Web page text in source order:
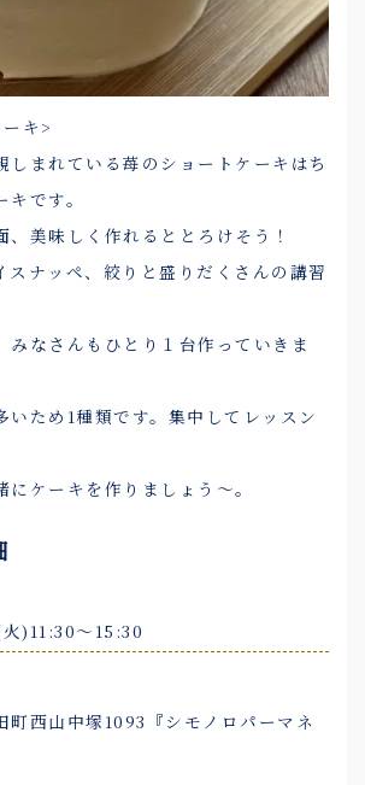
キ>
しまれている苺のショートケーキはち
です。
、美味しく作れるととろけそう！
スナッペ、絞りと盛りだくさんの講習
みなさんもひとり１台作っていきま
いため1種類です。集中してレッスン
ケーキを作りましょう～。
)11:30〜15:30
町西山中塚1093『シモノロパーマネ